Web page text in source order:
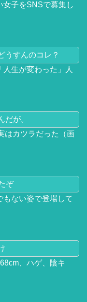
女子をSNSで募集し
うすんのコレ？
人生が変わった」人
だが。
はカツラだった（画
ぞ
もない姿で登場して
、ハゲ、陰キ